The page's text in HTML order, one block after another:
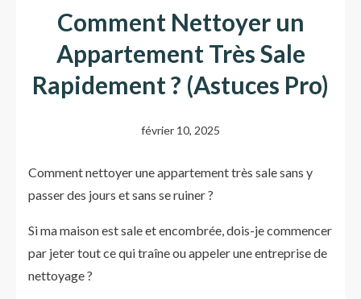
Comment Nettoyer un
Appartement Très Sale
Rapidement ? (Astuces Pro)
février 10, 2025
Comment nettoyer une appartement très sale sans y
passer des jours et sans se ruiner ?
Si ma maison est sale et encombrée, dois-je commencer
par jeter tout ce qui traîne ou appeler une entreprise de
nettoyage ?